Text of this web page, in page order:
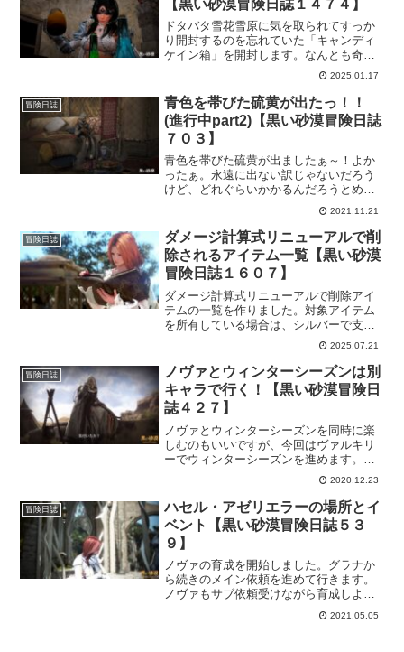
【黒い砂漠冒険日誌１４７４】
ドタバタ雪花雪原に気を取られてすっか
り開封するのを忘れていた「キャンディ
ケイン箱」を開封します。なんとも奇跡
的に「100個」あったので、これは何かい
いことが起こる予感ｗなんて意気込んで
たらガッカリするのが目に見えているの
で…。
2025.01.17
冒険日誌
青色を帯びた硫黄が出たっ！！
(進行中part2)【黒い砂漠冒険日誌
７０３】
青色を帯びた硫黄が出ましたぁ～！よか
ったぁ。永遠に出ない訳じゃないだろう
けど、どれぐらいかかるんだろうとめち
ゃ不安だったｗとにかく青色を帯びた硫
黄が出たので次に進めるはず！だったん
だけども…。そんなに甘くなかったとい
うお話です。
2021.11.21
冒険日誌
ダメージ計算式リニューアルで削
除されるアイテム一覧【黒い砂漠
冒険日誌１６０７】
ダメージ計算式リニューアルで削除アイ
テムの一覧を作りました。対象アイテム
を所有している場合は、シルバーで支給
されるそうです。今の間に見直して対策
しておいた方がいいのかもしれません。
その対策の為にメモとして役に立つとい
いな。
2025.07.21
冒険日誌
ノヴァとウィンターシーズンは別
キャラで行く！【黒い砂漠冒険日
誌４２７】
ノヴァとウィンターシーズンを同時に楽
しむのもいいですが、今回はヴァルキリ
ーでウィンターシーズンを進めます。そ
れでいてノヴァは別で育てようと思って
るので、楽しみが倍増すると嬉しい。あ
と、雪大福の遁甲書も欲しいな。
2020.12.23
冒険日誌
ハセル・アゼリエラーの場所とイ
ベント【黒い砂漠冒険日誌５３
９】
ノヴァの育成を開始しました。グラナか
ら続きのメイン依頼を進めて行きます。
ノヴァもサブ依頼受けながら育成しよう
と思ってたら。ハセル・アゼリエラーの
場所がわからずウロウロしちゃいました
2021.05.05